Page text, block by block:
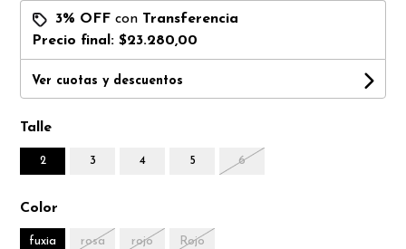
3% OFF con Transferencia
Precio final:$23.280,00
Ver cuotas y descuentos
Talle
2 3 4 5 6
Color
fuxia rosa rojo Rojo